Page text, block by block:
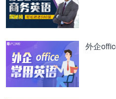
外企